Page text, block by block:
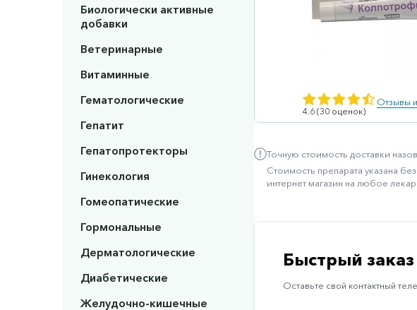
Биологически активные
добавки
Ветеринарные
Витаминные
Гематологические
Гепатит
Гепатопротекторы
Гинекология
Гомеопатические
Гормональные
Дерматологические
Диабетические
Желудочно-кишечные
4.6 (30 оценок)
Отзывы
Точную стоимость доставки
Стоимость препарата указана
интернет магазин на любое
Быстрый заказ
Оставьте свой контактный